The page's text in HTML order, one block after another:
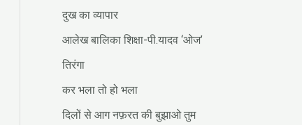
दुख का व्यापार
आलेख बालिका शिक्षा-पी.यादव ‘ओज’
तिरंगा
कर भला तो हो भला
दिलों से आग नफ़रत की बुझाओ तुम